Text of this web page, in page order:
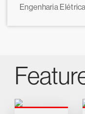
Engenharia